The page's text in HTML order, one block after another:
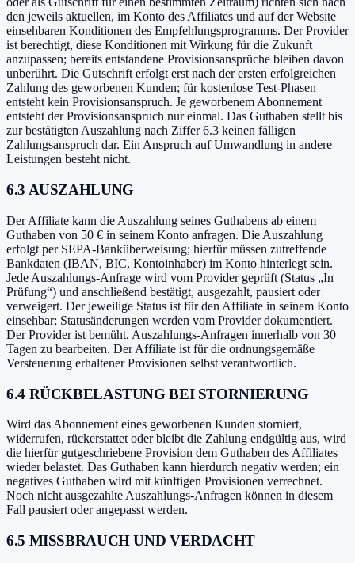
den jeweils aktuellen, im Konto des Affiliates und auf der Website
einsehbaren Konditionen des Empfehlungsprogramms. Der Provider
ist berechtigt, diese Konditionen mit Wirkung für die Zukunft
anzupassen; bereits entstandene Provisionsansprüche bleiben davon
unberührt. Die Gutschrift erfolgt erst nach der ersten erfolgreichen
Zahlung des geworbenen Kunden; für kostenlose Test-Phasen
entsteht kein Provisionsanspruch. Je geworbenem Abonnement
entsteht der Provisionsanspruch nur einmal. Das Guthaben stellt bis
zur bestätigten Auszahlung nach Ziffer 6.3 keinen fälligen
Zahlungsanspruch dar. Ein Anspruch auf Umwandlung in andere
Leistungen besteht nicht.
6.3 AUSZAHLUNG
Der Affiliate kann die Auszahlung seines Guthabens ab einem
Guthaben von 50 € in seinem Konto anfragen. Die Auszahlung
erfolgt per SEPA-Banküberweisung; hierfür müssen zutreffende
Bankdaten (IBAN, BIC, Kontoinhaber) im Konto hinterlegt sein.
Jede Auszahlungs-Anfrage wird vom Provider geprüft (Status „In
Prüfung“) und anschließend bestätigt, ausgezahlt, pausiert oder
verweigert. Der jeweilige Status ist für den Affiliate in seinem Konto
einsehbar; Statusänderungen werden vom Provider dokumentiert.
Der Provider ist bemüht, Auszahlungs-Anfragen innerhalb von 30
Tagen zu bearbeiten. Der Affiliate ist für die ordnungsgemäße
Versteuerung erhaltener Provisionen selbst verantwortlich.
6.4 RÜCKBELASTUNG BEI STORNIERUNG
Wird das Abonnement eines geworbenen Kunden storniert,
widerrufen, rückerstattet oder bleibt die Zahlung endgültig aus, wird
die hierfür gutgeschriebene Provision dem Guthaben des Affiliates
wieder belastet. Das Guthaben kann hierdurch negativ werden; ein
negatives Guthaben wird mit künftigen Provisionen verrechnet.
Noch nicht ausgezahlte Auszahlungs-Anfragen können in diesem
Fall pausiert oder angepasst werden.
6.5 MISSBRAUCH UND VERDACHT